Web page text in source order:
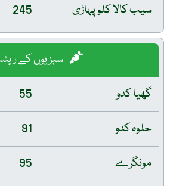
سیب کالا کلو پہاڑی
245
سبزیوں کے
گھیا کدو
55
حلوہ کدو
91
مونگرے
95